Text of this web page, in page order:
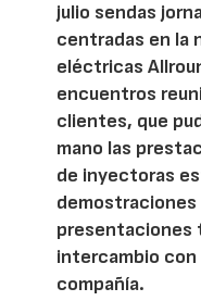
julio sendas
centradas en la
eléctricas
encuentros
clientes, que
mano las
de inyectoras
presentaciones
intercambio
compañía.